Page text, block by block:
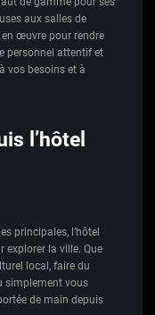
aux salles de
œuvre pour rendre
personnel attentif et
vos besoins et à
l’hôtel
principales, l’hôtel
explorer la ville. Que
local, faire du
simplement vous
de main depuis